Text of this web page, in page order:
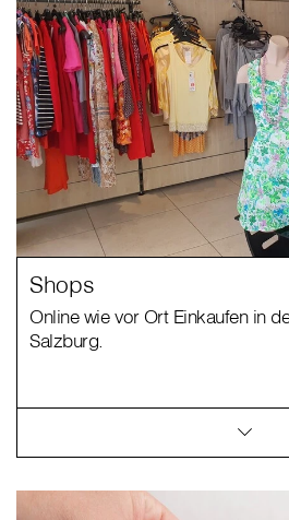
Shops
Online wie vor Ort Einkaufen in
Salzburg.